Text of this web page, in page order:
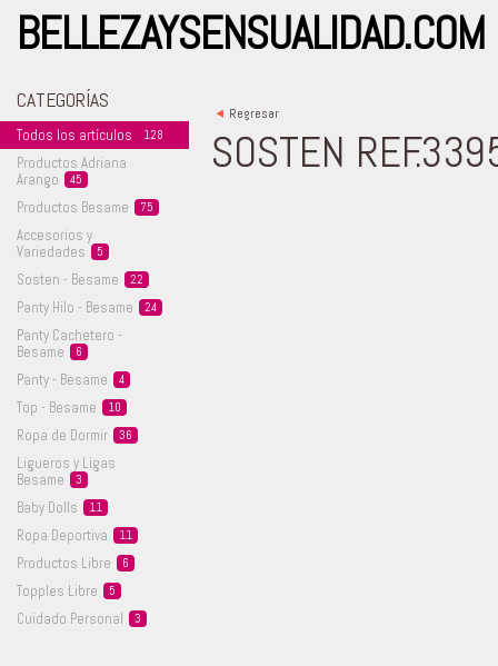
BELLEZAYSENSUALIDAD.COM
CATEGORÍAS
Todos los artículos 128
Productos Adriana
Arango
45
Productos Besame 75
Accesorios y
Variedades
5
Sosten - Besame 22
Panty Hilo - Besame 24
Panty Cachetero -
Besame
6
Panty - Besame 4
Top - Besame 10
Ropa de Dormir 36
Ligueros y Ligas
Besame
3
Baby Dolls 11
Ropa Deportiva 11
Productos Libre 6
Topples Libre 5
Cuidado Personal 3
< Regresar
SOSTEN